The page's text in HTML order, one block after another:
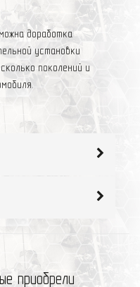
доработка
установки
поколений и
приобрели